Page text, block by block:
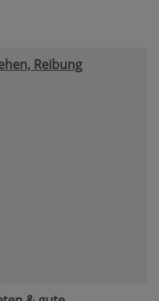
Reibung